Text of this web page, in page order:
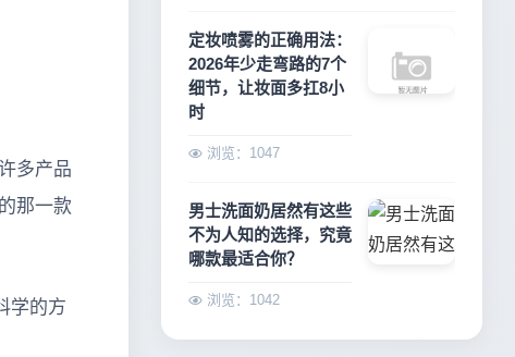
多产品
那一款
学的方
定妆喷雾的正确用法：
2026年少走弯路的7个
细节，让妆面多扛8小
时
浏览：1047
男士洗面奶居然有这些
不为人知的选择，究竟
哪款最适合你？
浏览：1042